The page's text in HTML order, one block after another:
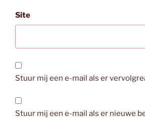
Site
Stuur mij een e-mail als er
Stuur mij een e-mail als er nieuwe